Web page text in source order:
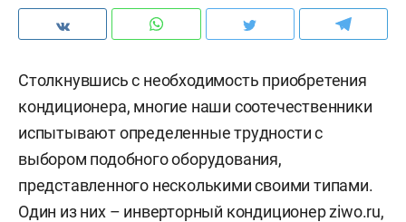
Столкнувшись с необходимость приобретения
кондиционера, многие наши соотечественники
испытывают определенные трудности с
выбором подобного оборудования,
представленного несколькими своими типами.
Один из них – инверторный кондиционерziwo.ru,